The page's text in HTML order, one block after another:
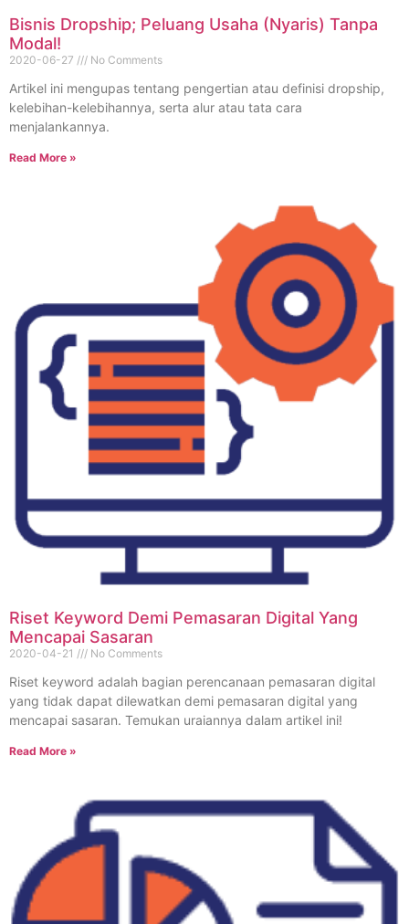
Bisnis Dropship; Peluang Usaha (Nyaris) Tanpa
Modal!
2020-06-27 No Comments
Artikel ini mengupas tentang pengertian atau definisi dropship,
kelebihan-kelebihannya, serta alur atau tata cara
menjalankannya.
Read More »
Riset Keyword Demi Pemasaran Digital Yang
Mencapai Sasaran
2020-04-21 No Comments
Riset keyword adalah bagian perencanaan pemasaran digital
yang tidak dapat dilewatkan demi pemasaran digital yang
mencapai sasaran. Temukan uraiannya dalam artikel ini!
Read More »